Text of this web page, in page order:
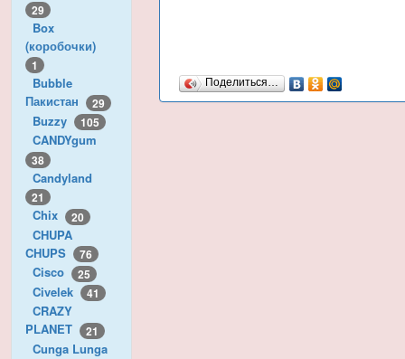
29
Box
(коробочки)
1
Bubble
Пакистан
29
Buzzy 105
CANDYgum
38
Candyland
21
Chix 20
CHUPA
CHUPS
76
Cisco 25
Civelek 41
CRAZY
PLANET
21
Cunga Lunga
Поделиться…